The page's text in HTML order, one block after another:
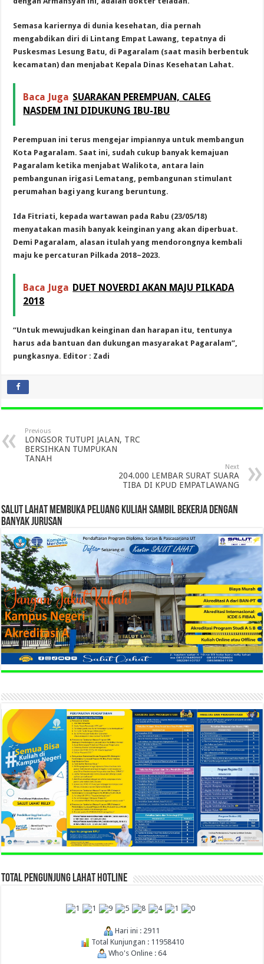
Semasa kariernya di dunia kesehatan, dia pernah
mengabdikan diri di Lintang Empat Lawang, tepatnya di
Puskesmas Lesung Batu, di Pagaralam (saat masih berbentuk
kecamatan) dan menjabat Kepala Dinas Kesehatan Lahat.
Baca Juga SUARAKAN PEREMPUAN, CALEG
NASDEM INI DIDUKUNG IBU-IBU
Perempuan ini terus mengejar impiannya untuk membangun
Kota Pagaralam. Saat ini, sudah cukup banyak kemajuan
Pagaralam ketika menjabat Walikota, antara lain
pembangunan irigasi Lematang, pembangunan stimulant
perumahan bagi yang kurang beruntung.
Ida Fitriati, kepada wartawan pada Rabu (23/05/18)
menyatakan masih banyak keinginan yang akan diperbuat.
Demi Pagaralam, alasan itulah yang mendorongnya kembali
maju ke percaturan Pilkada 2018~2023.
Baca Juga DUET NOVERDI AKAN MAJU PILKADA
2018
“Untuk mewujudkan keinginan dan harapan itu, tentunya
harus ada bantuan dan dukungan masyarakat Pagaralam”,
pungkasnya. Editor : Zadi
Previous
LONGSOR TUTUPI JALAN, TRC
BERSIHKAN TUMPUKAN
TANAH
Next
204.000 LEMBAR SURAT SUARA
TIBA DI KPUD EMPATLAWANG
SALUT LAHAT MEMBUKA PELUANG KULIAH SAMBIL BEKERJA DENGAN
BANYAK JURUSAN
TOTAL PENGUNJUNG LAHAT HOTLINE
Hari ini : 2911
Total Kunjungan : 11958410
Who's Online : 64